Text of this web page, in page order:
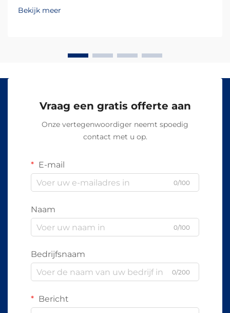
klanten. Verschillende golflengten dringen op
verschillende dieptes in de huid door en activeren
Bekijk meer
Vraag een gratis offerte aan
Onze vertegenwoordiger neemt spoedig
contact met u op.
E-mail
0/100
Naam
0/100
Bedrijfsnaam
0/200
Bericht